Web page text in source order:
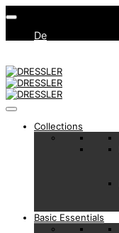
De
Collections
Basic Essentials